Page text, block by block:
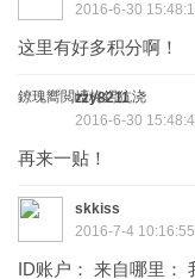
2016-6-30
这里有好多积分啊！
鐐瑰嚮閲嶆柊鍔犺浇
zzy8211
2016-6-30
再来一贴！
skkiss
2016-7-4 10:16:55
ID账户： 来自哪里：